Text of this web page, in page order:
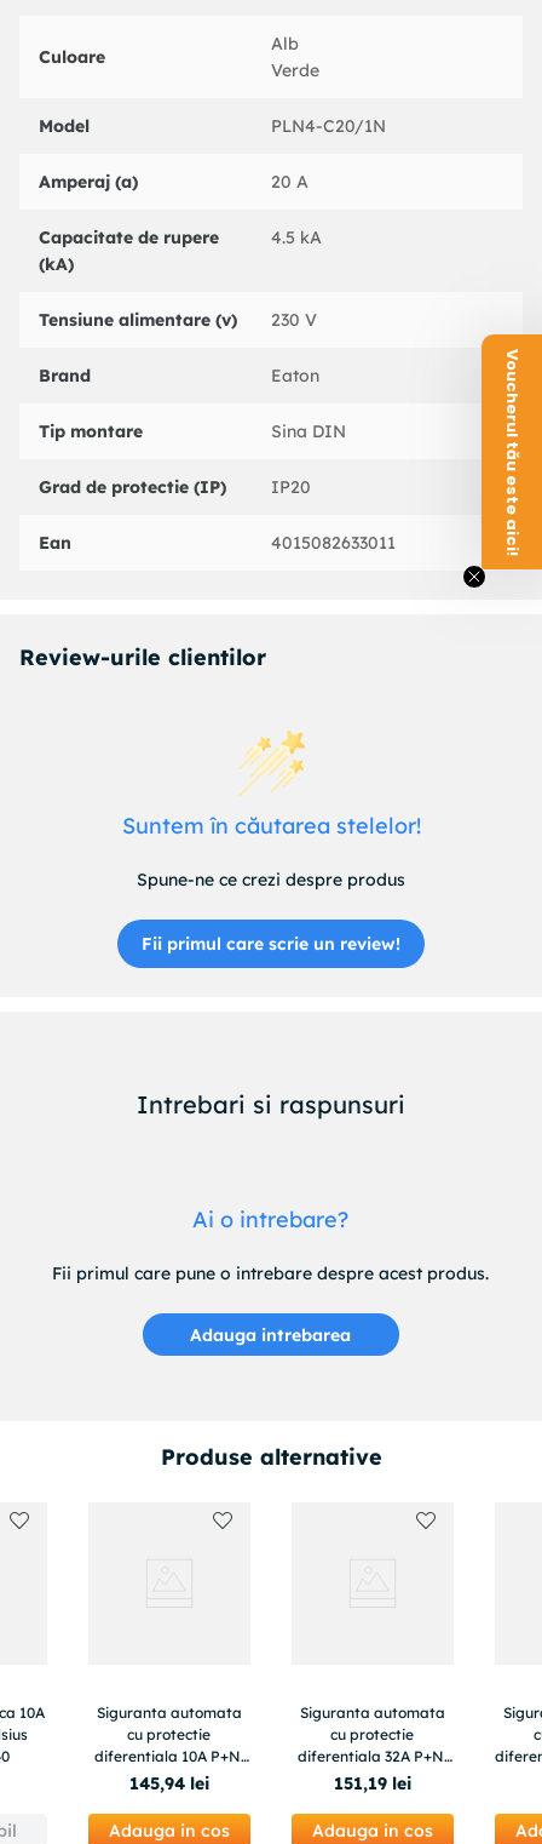
Culoare
Alb
Verde
Model PLN4-C20/1N
Amperaj (a) 20 A
Capacitate de rupere
(kA)
4.5 kA
Tensiune alimentare (v) 230 V
Brand Eaton
Tip montare Sina DIN
Grad de protectie (IP) IP20
Ean 4015082633011
Review-urile clientilor
Suntem în căutarea stelelor!
Spune-ne ce crezi despre produs
Fii primul care scrie un review!
Intrebari si raspunsuri
Ai o intrebare?
Fii primul care pune o intrebare despre acest produs.
Adauga intrebarea
Produse alternative
10A
Siguranta automata
cu protectie
diferentiala 10A P+N,
tip AC, 30mA, 4.5kA,
Schneider Easy9
145,94 lei
Adauga in cos
Siguranta automata
cu protectie
diferentiala 32A P+N,
tip AC, 30mA, 4.5kA,
Schneider Easy9
151,19 lei
Adauga in cos
Voucherul tău este aici!